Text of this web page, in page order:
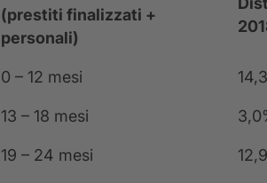
(prestiti finalizzati +
personali)
0 – 12 mesi
13 – 18 mesi
19 – 24 mesi